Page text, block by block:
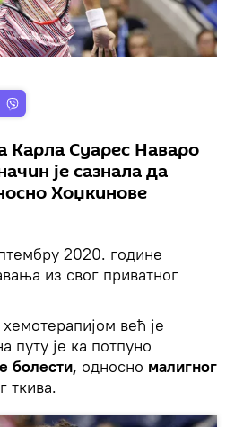
Карла Суарес Наваро
је сазнала да
Хоџкинове
2020. године
из свог приватног
већ је
путу је ка потпуно
болести, односно малигног
ткива.